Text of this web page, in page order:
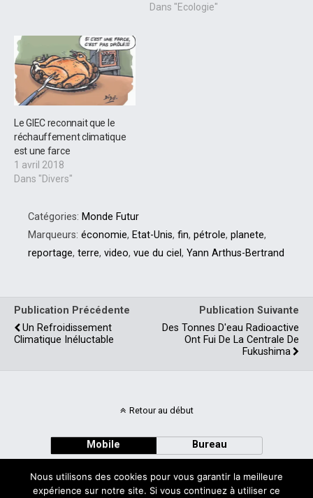
face " Serge Latouche Un
homme et un enfant
parcourent la terre, voyage
géographique…
Dans "Ecologie"
Le GIEC reconnait que le
réchauffement climatique
est une farce
1 avril 2018
Dans "Divers"
Catégories: Monde Futur
Marqueurs: économie, Etat-Unis, fin, pétrole, planete,
reportage, terre, video, vue du ciel , Yann Arthus-Bertrand
Publication Précédente
Un Refroidissement
Climatique Inéluctable
Publication Suivante
Des Tonnes D'eau Radioactive
Ont Fui De La Centrale De
Fukushima
Retour au début
Mobile Bureau
Nous utilisons des cookies pour vous garantir la meilleure
expérience sur notre site. Si vous continuez à utiliser ce